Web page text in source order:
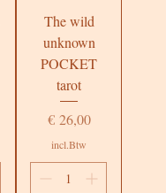
The wild
unknown
POCKET
tarot
Prijs
€ 26,00
incl.Btw